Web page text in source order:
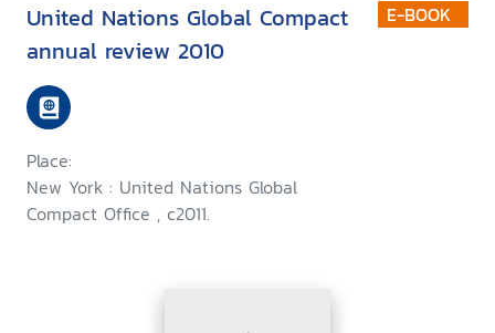
United Nations Global Compact
annual review 2010
Place:
New York : United Nations Global
Compact Office , c2011.
E-BOOK